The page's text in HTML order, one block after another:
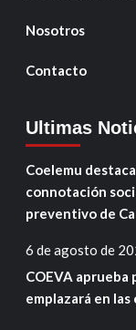
Nosotros
Contacto
Ultimas
Coelemu
connotación
preventivo de
6 de agosto de
COEVA
emplazará en las